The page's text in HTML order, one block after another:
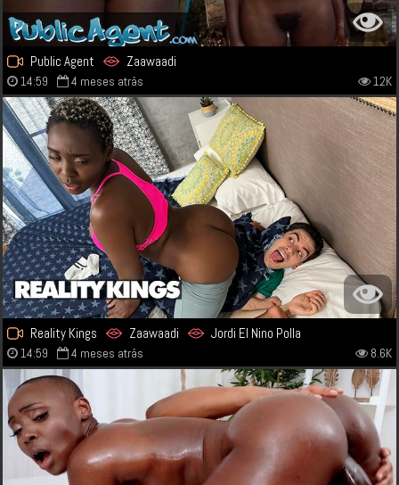
Public Agent Zaawaadi
14:59 4 meses atrás 12K
Reality Kings Zaawaadi Jordi El Nino Polla
14:59 4 meses atrás 8.6K